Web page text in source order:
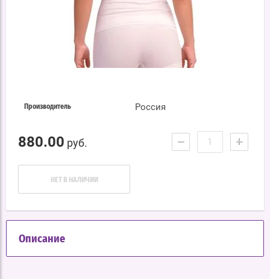
Производитель Россия
880.00 руб. − +
НЕТ В НАЛИЧИИ
Описание